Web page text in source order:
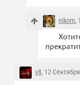
nikorn,
v8, 12